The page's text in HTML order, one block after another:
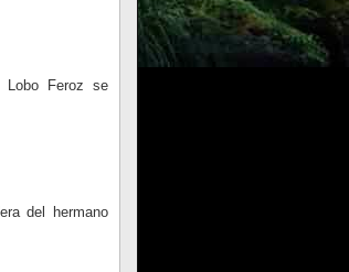
Lobo Feroz se
del hermano